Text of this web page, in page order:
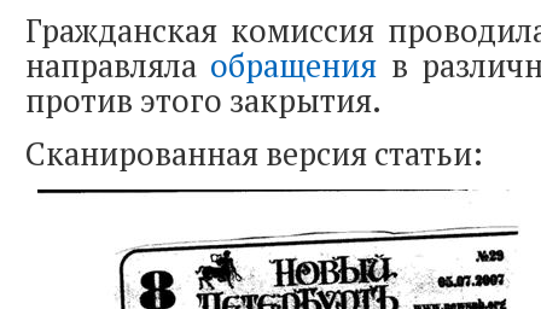
Гражданская комиссия
направляла обращения в
против этого закрытия.
Сканированная версия статьи: